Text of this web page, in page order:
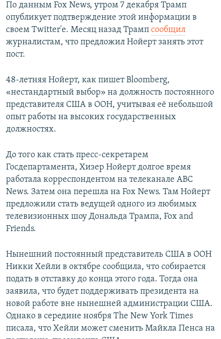
По данным Fox News, утром 7 декабря Трамп
опубликует подтверждение этой информации в
своем Twitter'е. Месяц назад Трамп сообщил
журналистам, что предложил Нойерт занять этот
пост.
48-летняя Нойерт, как пишет Bloomberg,
«нестандартный выбор» на должность постоянного
представителя США в ООН, учитывая её небольшой
опыт работы на высоких государственных
должностях.
До того как стать пресс-секретарем
Госдепартамента, Хизер Нойерт долгое время
работала корреспондентом на телеканале ABC
News. Затем она перешла на Fox News. Там Нойерт
предложили стать ведущей одного из любимых
телевизионных шоу Дональда Трампа, Fox and
Friends.
Нынешний постоянный представитель США в ООН
Никки Хейли в октябре сообщила, что собирается
подать в отставку до конца этого года. Тогда она
заявила, что будет поддерживать президента на
новой работе вне нынешней администрации США.
Однако в середине ноября The New York Times
писала, что Хейли может сменить Майкла Пенса на